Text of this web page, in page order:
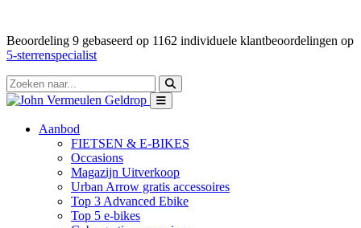
Beoordeling 9 gebaseerd op 1162 individuele klantbeoordelingen op
5-sterrenspecialist
Aanbod
FIETSEN & E-BIKES
Occasions
Magazijn Uitverkoop
Urban Arrow gratis accessoires
Top 3 Advanced Ebike
Top 5 e-bikes